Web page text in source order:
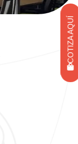
COTIZA AQUÍ